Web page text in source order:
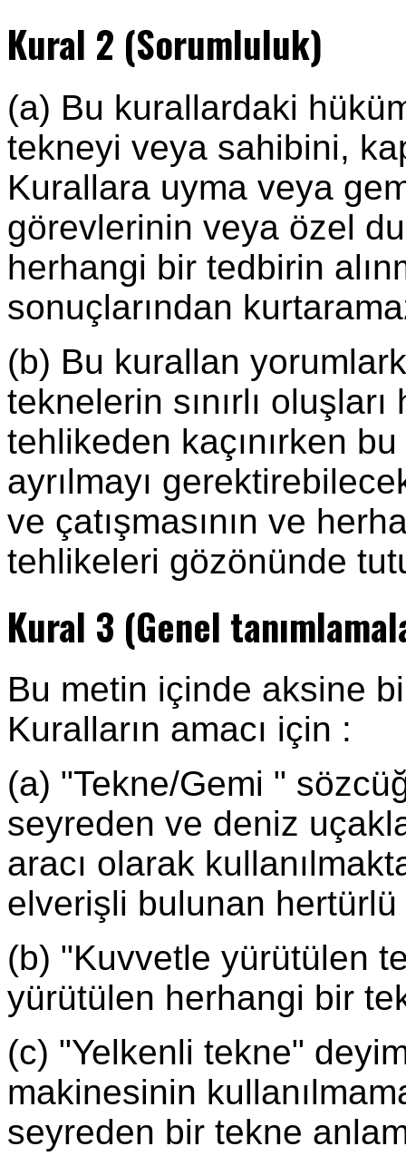
Kural 2 (Sorumluluk)
(a) Bu kurallardaki
tekneyi veya sahibini,
Kurallara uyma veya
görevlerinin veya özel
herhangi bir tedbirin
sonuçlarından
(b) Bu kurallan
teknelerin sınırlı
tehlikeden kaçınırken
ayrılmayı
ve çatışmasının ve
tehlikeleri gözönünde
Kural 3 (Genel
Bu metin içinde aksine
Kuralların amacı için :
(a) "Tekne/Gemi "
seyreden ve deniz
aracı olarak
elverişli bulunan hertürlü
(b) "Kuvvetle yürütülen
yürütülen herhangi bir
(c) "Yelkenli tekne"
makinesinin
seyreden bir tekne